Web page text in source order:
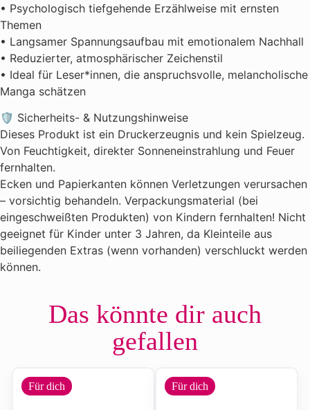
• Psychologisch tiefgehende Erzählweise mit ernsten
Themen
• Langsamer Spannungsaufbau mit emotionalem Nachhall
• Reduzierter, atmosphärischer Zeichenstil
• Ideal für Leser*innen, die anspruchsvolle, melancholische
Manga schätzen
🛡️ Sicherheits- & Nutzungshinweise
Dieses Produkt ist ein Druckerzeugnis und kein Spielzeug.
Von Feuchtigkeit, direkter Sonneneinstrahlung und Feuer
fernhalten.
Ecken und Papierkanten können Verletzungen verursachen
– vorsichtig behandeln. Verpackungsmaterial (bei
eingeschweißten Produkten) von Kindern fernhalten! Nicht
geeignet für Kinder unter 3 Jahren, da Kleinteile aus
beiliegenden Extras (wenn vorhanden) verschluckt werden
können.
Das könnte dir auch
gefallen
Für dich Für dich